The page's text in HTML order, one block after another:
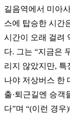
길음역에서 미아
스에 탑승한 시간
시간이 오래 걸려
다. 그는 “지금은
리지 않았지만, 특
나야 저상버스 한
출·퇴근길엔 승객
다”며 “(이런 경우)